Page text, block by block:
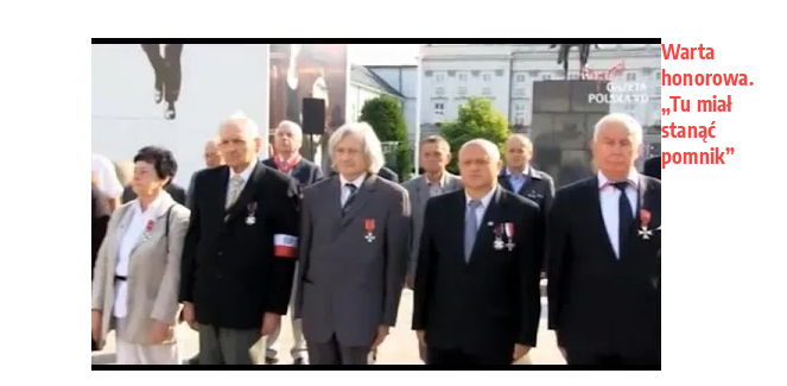
Warta
honorowa.
„Tu miał
stanąć
pomnik”